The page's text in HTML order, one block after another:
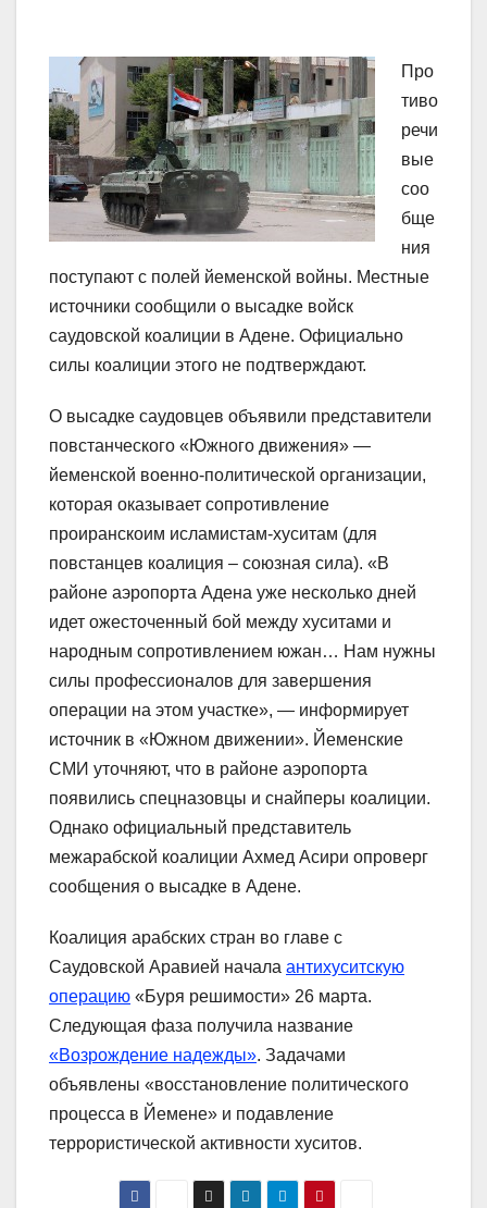
Про
тиво
речи
вые
соо
бще
ния
поступают с полей йеменской войны. Местные
источники сообщили о высадке войск
саудовской коалиции в Адене. Официально
силы коалиции этого не подтверждают.
О высадке саудовцев объявили представители
повстанческого «Южного движения» —
йеменской военно-политической организации,
которая оказывает сопротивление
проиранскоим исламистам-хуситам (для
повстанцев коалиция – союзная сила). «В
районе аэропорта Адена уже несколько дней
идет ожесточенный бой между хуситами и
народным сопротивлением южан… Нам нужны
силы профессионалов для завершения
операции на этом участке», — информирует
источник в «Южном движении». Йеменские
СМИ уточняют, что в районе аэропорта
появились спецназовцы и снайперы коалиции.
Однако официальный представитель
межарабской коалиции Ахмед Асири опроверг
сообщения о высадке в Адене.
Коалиция арабских стран во главе с
Саудовской Аравией начала антихуситскую
операцию «Буря решимости» 26 марта.
Следующая фаза получила название
«Возрождение надежды». Задачами
объявлены «восстановление политического
процесса в Йемене» и подавление
террористической активности хуситов.